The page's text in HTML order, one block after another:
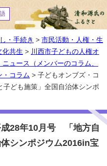
・手続き > 市民活動・人権・生
化共生 > 川西市子どもの人権オ
ュース（メンバーのコラム、
・コラム > 子どもオンブズ・コ
ども施策」全国自治体シンポ
28年10月号 「地方自
シンポジウム2016in宝